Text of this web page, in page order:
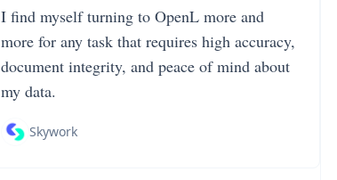
I find myself turning to OpenL more and
more for any task that requires high accuracy,
document integrity, and peace of mind about
my data.
Skywork